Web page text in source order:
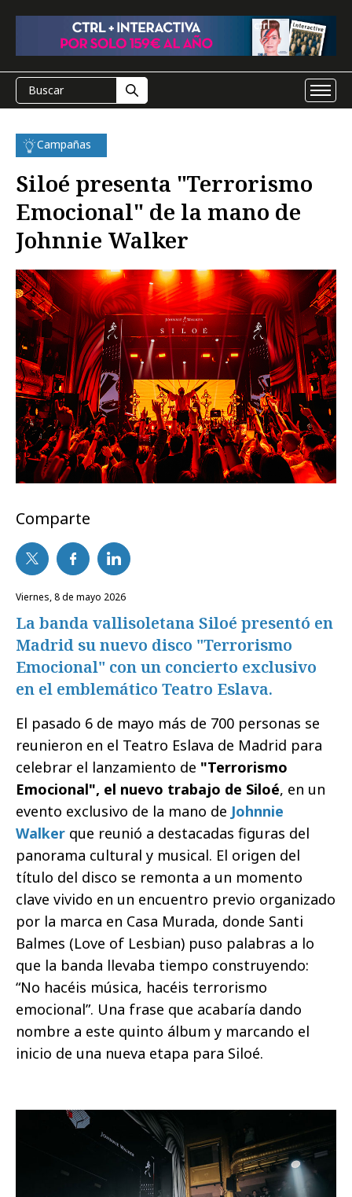
Campañas
Siloé presenta "Terrorismo
Emocional" de la mano de
Johnnie Walker
Comparte
viernes, 8 de mayo 2026
La banda vallisoletana Siloé presentó en
Madrid su nuevo disco "Terrorismo
Emocional" con un concierto exclusivo
en el emblemático Teatro Eslava.
El pasado 6 de mayo más de 700 personas se
reunieron en el Teatro Eslava de Madrid para
celebrar el lanzamiento de "Terrorismo
Emocional", el nuevo trabajo de Siloé, en un
evento exclusivo de la mano de Johnnie
Walker que reunió a destacadas figuras del
panorama cultural y musical. El origen del
título del disco se remonta a un momento
clave vivido en un encuentro previo organizado
por la marca en Casa Murada, donde Santi
Balmes (Love of Lesbian) puso palabras a lo
que la banda llevaba tiempo construyendo:
“No hacéis música, hacéis terrorismo
emocional”. Una frase que acabaría dando
nombre a este quinto álbum y marcando el
inicio de una nueva etapa para Siloé.